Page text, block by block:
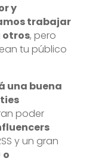
y
trabajar
otros, pero
tu público
una buena
poder
y un gran
o